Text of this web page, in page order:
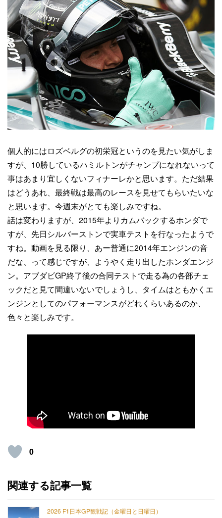
個人的にはロズベルグの初栄冠というのを見たい気がしま
すが、10勝しているハミルトンがチャンプになれないって
事はあまり宜しくないフィナーレかと思います。ただ結果
はどうあれ、最終戦は最高のレースを見せてもらいたいな
と思います。今週末がとても楽しみですね。
話は変わりますが、2015年よりカムバックするホンダで
すが、先日シルバーストンで実車テストを行なったようで
すね。動画を見る限り、あー普通に2014年エンジンの音
だな、って感じですが、ようやく走り出したホンダエンジ
ン。アブダビGP終了後の合同テストで走る為の各部チェ
ックだと見て間違いないでしょうし、タイムはともかくエ
ンジンとしてのパフォーマンスがどれくらいあるのか、
色々と楽しみです。
0
関連する記事一覧
2026 F1日本GP観戦記（金曜日と日曜日）